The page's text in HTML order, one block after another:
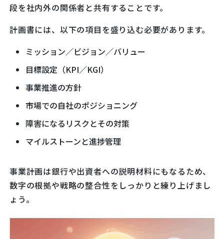
段を社内外の関係者と共有することです。
計画書には、以下の項目を盛り込む必要があります。
ミッション／ビジョン／バリュー
目標設定（KPI／KGI）
事業推進の方針
市場での自社のポジショニング
障害になるリスクとその対策
マイルストーンと進捗管理
事業計画は銀行や出資者への説明材料にもなるため、
数字の根拠や戦略の整合性をしっかりと練り上げまし
ょう。